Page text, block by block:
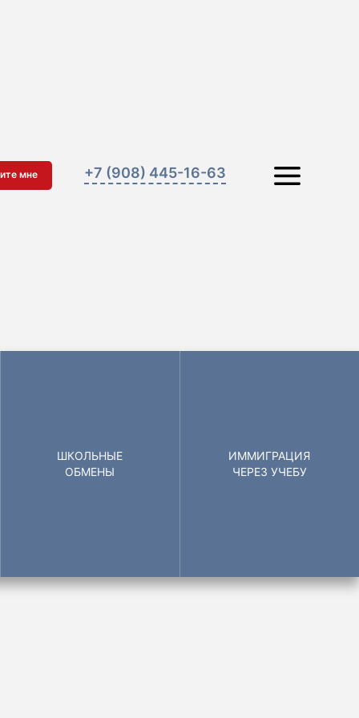
мне +7 (908) 445-16-63
ШКОЛЬНЫЕ
ОБМЕНЫ
ИММИГРАЦИЯ
ЧЕРЕЗ УЧЕБУ